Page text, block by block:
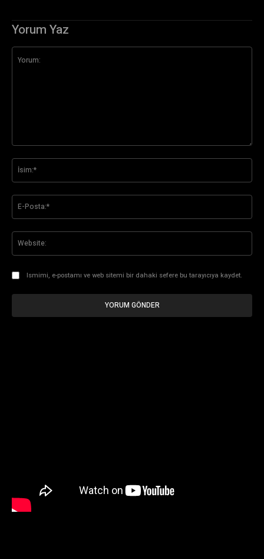
Yorum Yaz
Ismimi, e-postamı ve web sitemi bir dahaki sefere bu tarayıcıya kaydet.